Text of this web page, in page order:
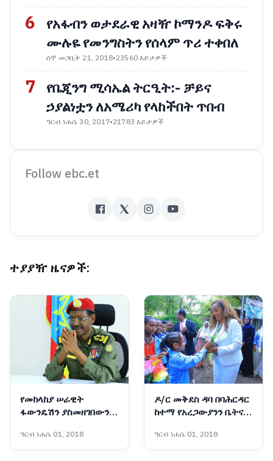
6
የአፋብን ወታደራዊ አዛዥ ኮማንዶ ፍቅሩ
ሙሉዬ የመንግስትን የሰላም ጥሪ ተቀበለ
ሰኞ መጋቢት 21, 2018•23560 እይታዎች
7
የቤጂንግ ሚሳኤል ትርዒት:- ቻይና
ኃያልነቷን ለአሜሪካ የላከችበት ጥበብ
ዓርብ ነሐሴ 30, 2017•21783 እይታዎች
Follow ebc.et
ተያያዥ ዜናዎች:
የመከላከያ ሠራዊት
ፋውንዴሽን ያስመዘገበውን
ፊልድ ማርሻል ብርሃኑ ጁላ
ዓርብ ነሐሴ 01, 2018
ዶ/ር መቅደስ ዳባ በባሕርዳር
ከተማ የአረጋውያንን ቤትና
አስጀመሩ
ዓርብ ነሐሴ 01, 2018